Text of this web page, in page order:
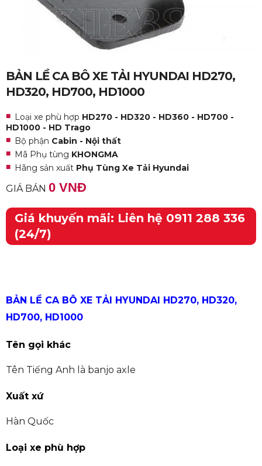
BẢN LỀ CA BÔ XE TẢI HYUNDAI HD270,
HD320, HD700, HD1000
Loại xe phù hợp HD270 - HD320 - HD360 - HD700 -
HD1000 - HD Trago
Bộ phận Cabin - Nội thất
Mã Phụ tùng KHONGMA
Hãng sản xuất Phụ Tùng Xe Tải Hyundai
GIÁ BÁN 0 VNĐ
Giá khuyến mãi: Liên hệ 0911 288 336
(24/7)
BẢN LỀ CA BÔ XE TẢI HYUNDAI HD270, HD320,
HD700, HD1000
Tên gọi khác
Tên Tiếng Anh là banjo axle
Xuất xứ
Hàn Quốc
Loại xe phù hợp